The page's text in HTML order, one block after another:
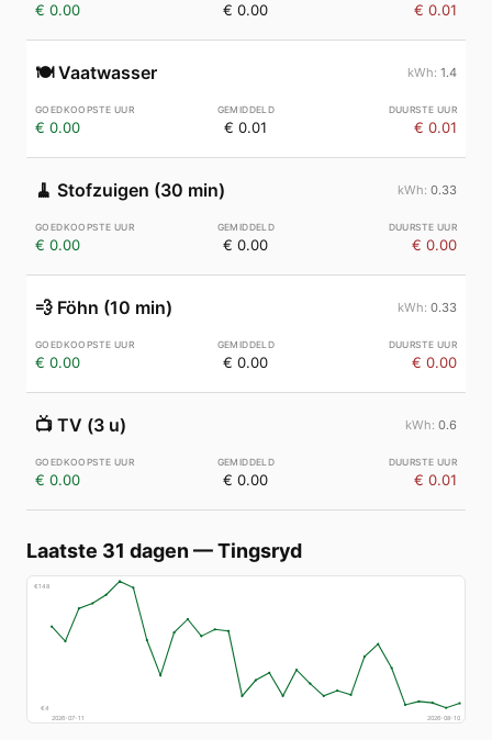
€ 0.00 € 0.00 € 0.01
🍽️ Vaatwasser 1.4
€ 0.00 € 0.01 € 0.01
🧹 Stofzuigen (30 min) 0.33
€ 0.00 € 0.00 € 0.00
💨 Föhn (10 min) 0.33
€ 0.00 € 0.00 € 0.00
📺 TV (3 u) 0.6
€ 0.00 € 0.00 € 0.01
Laatste 31 dagen —Tingsryd
€148
€4
2026-07-11
2026-08-10